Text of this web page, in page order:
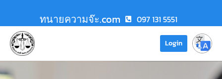
ทนายความจ๊ะ.com 097 131 5551
Login